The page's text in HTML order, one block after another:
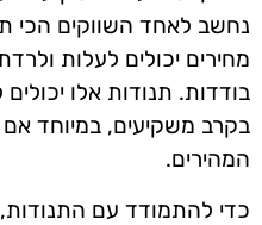
נחשב לאחד השווקים הכי
מחירים יכולים לעלות
בודדות. תנודות אלו
בקרב משקיעים, במיוחד אם
המהירים.
כדי להתמודד עם